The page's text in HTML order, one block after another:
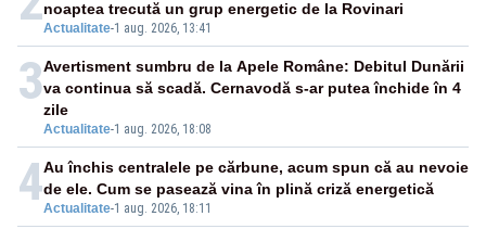
Actualitate-1 aug. 2026, 13:41
noaptea trecută un grup energetic de la Rovinari
3
Actualitate-1 aug. 2026, 18:08
Avertisment sumbru de la Apele Române: Debitul Dunării
va continua să scadă. Cernavodă s-ar putea închide în 4
zile
4Actualitate-1 aug. 2026, 18:11
Au închis centralele pe cărbune, acum spun că au nevoie
de ele. Cum se pasează vina în plină criză energetică